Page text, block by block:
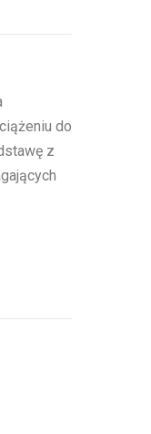
do
z